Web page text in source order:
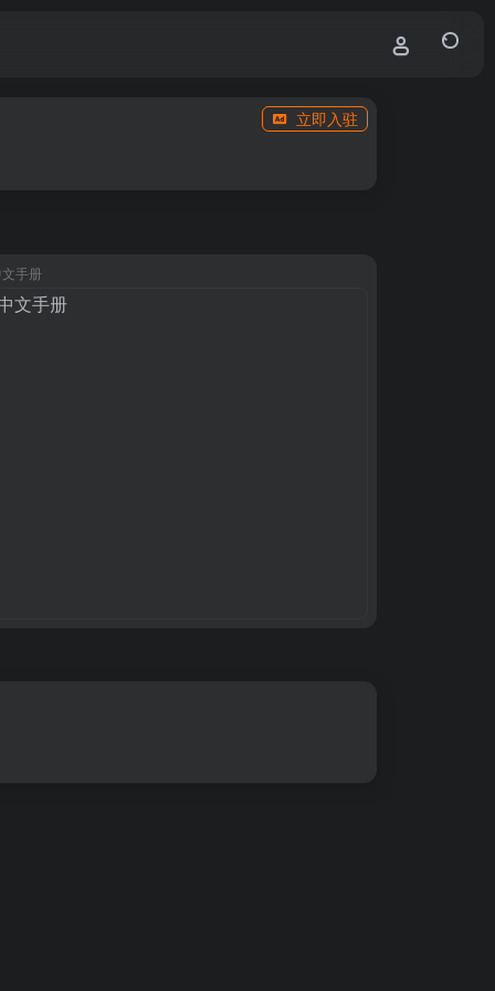
立即入驻
手册